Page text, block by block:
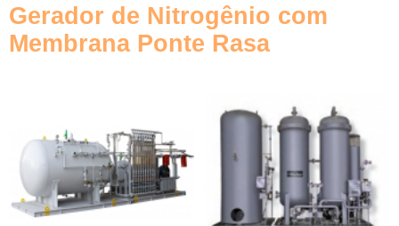
Gerador de Nitrogênio com
Membrana Ponte Rasa